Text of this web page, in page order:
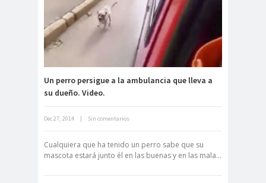
Fuerte abandonado del siglo XIX
Neuromarketing: el uso de la
electrónico
Un perro persigue a la ambulancia que lleva a
su dueño. Video.
Dec 27, 2014 | Sin comentarios
Cualquiera que ha tenido un perro sabe que su
mascota estará junto él en las buenas y en las mala...